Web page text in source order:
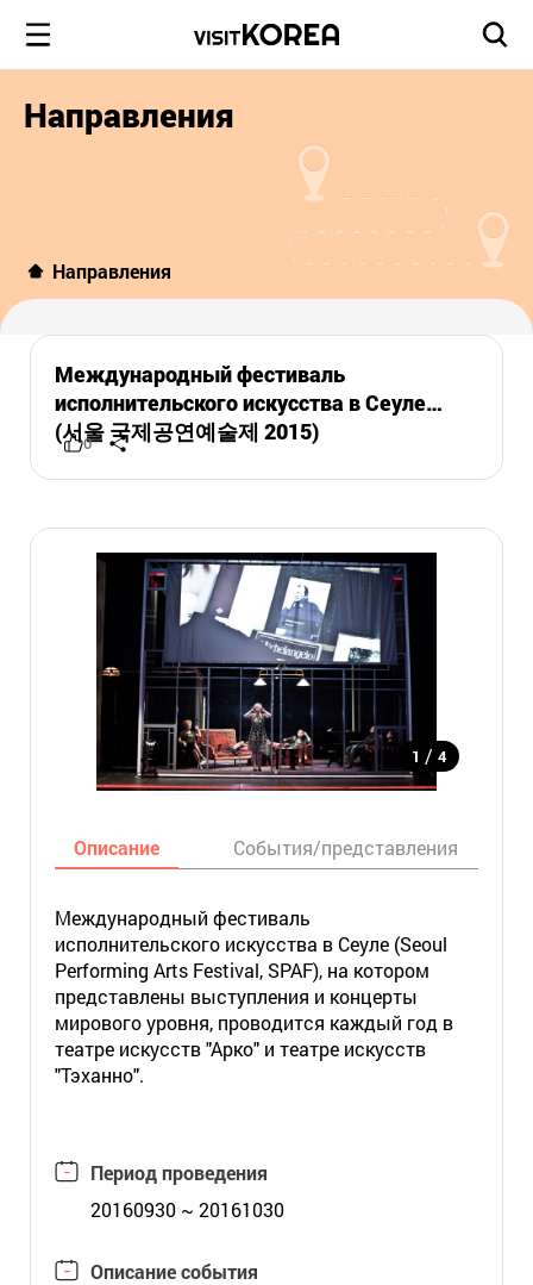
Направления
Направления
Международный фестиваль
исполнительского искусства в Сеуле
(서울 국제공연예술제 2015)
0
1 / 4
Описание События/представления
Международный фестиваль
исполнительского искусства в Сеуле (Seoul
Performing Arts Festival, SPAF), на котором
представлены выступления и концерты
мирового уровня, проводится каждый год в
театре искусств "Арко" и театре искусств
"Тэханно".
Период проведения
20160930 ~ 20161030
Описание события